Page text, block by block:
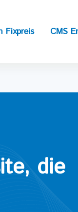
Fixpreis CMS
die